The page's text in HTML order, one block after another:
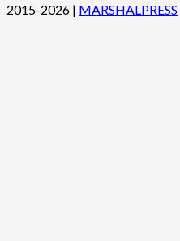
2015-2026 | MARSHALPRESS